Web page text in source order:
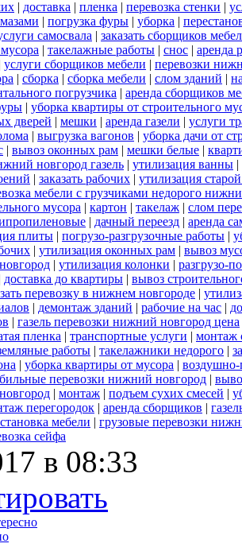
| доставка | пленка | перевозка стенки |
| погрузка фуры | уборка |
самосвала | заказать сборщиков
| такелажные работы | снос | аренда
услуги сборщиков мебели | перевозки
| сборка | сборка мебели | слом зданий |
погрузчика | аренда сборщиков
| уборка квартиры от строительного
дверей | мешки | аренда газели | услуги
| выгрузка вагонов | уборка дачи от
| вывоз оконных рам | мешки белые |
новгород газель | утилизация ванны |
| заказать рабочих | утилизация
мебели с грузчиками недорого
мусора | картон | такелаж | слом
| дачный переезд | аренда
плиты | погрузо-разгрузочные работы |
| утилизация оконных рам | вывоз
| утилизация колонки | разгрузо-
доставка до квартиры | вывоз
перевозку в нижнем новгороде |
| демонтаж зданий | рабочие на час |
| газель перевозки нижний новгород цена
пленка | транспортные услуги | монтаж
работы | такелажники недорого |
| уборка квартиры от мусора | воздушно-
перевозки нижний новгород |
| монтаж | подъем сухих смесей |
перегородок | аренда сборщиков |
мебели | грузовые перевозки
сейфа
в 08:33